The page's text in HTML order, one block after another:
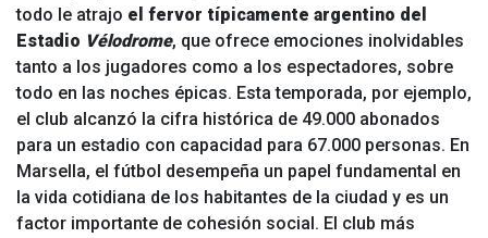
todo le atrajo el fervor típicamente argentino del
Estadio Vélodrome, que ofrece emociones inolvidables
tanto a los jugadores como a los espectadores, sobre
todo en las noches épicas. Esta temporada, por ejemplo,
el club alcanzó la cifra histórica de 49.000 abonados
para un estadio con capacidad para 67.000 personas. En
Marsella, el fútbol desempeña un papel fundamental en
la vida cotidiana de los habitantes de la ciudad y es un
factor importante de cohesión social. El club más